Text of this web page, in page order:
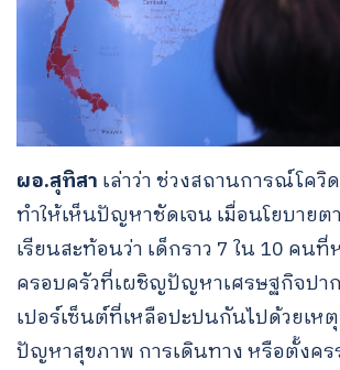
ผอ.สุทิสา เล่าว่า ช่วงสถานการณ์โค
ทำให้เห็นปัญหาชัดเจน เมื่อนโยบายต
เรียนสะท้อนว่า เด็กราว 7 ใน 10 คน
ครอบครัวที่เผชิญปัญหาเศรษฐกิจปา
เปอร์เซ็นต์ที่เหลือปะปนกันไปด้วยเห
ปัญหาสุขภาพ การเดินทาง หรือตั้งคร